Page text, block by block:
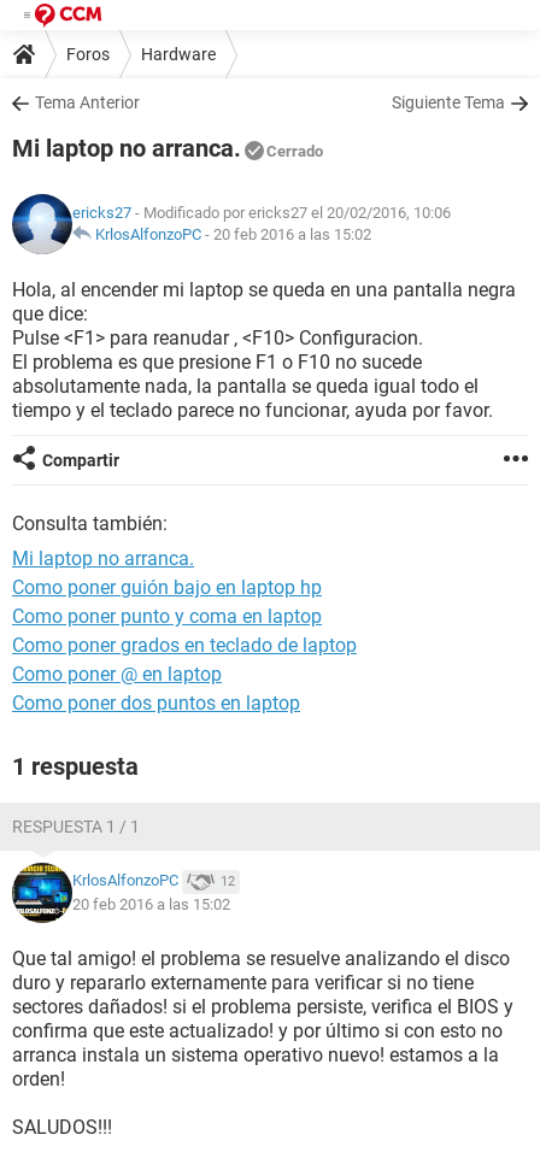
Foros Hardware
Tema Anterior Siguiente Tema
Mi laptop no arranca. Cerrado
ericks27 - Modificado por ericks27 el 20/02/2016, 10:06
KrlosAlfonzoPC - 20 feb 2016 a las 15:02
Hola, al encender mi laptop se queda en una pantalla negra
que dice:
Pulse <F1> para reanudar , <F10> Configuracion.
El problema es que presione F1 o F10 no sucede
absolutamente nada, la pantalla se queda igual todo el
tiempo y el teclado parece no funcionar, ayuda por favor.
Compartir
Consulta también:
Mi laptop no arranca.
Como poner guión bajo en laptop hp
Como poner punto y coma en laptop
Como poner grados en teclado de laptop
Como poner @ en laptop
Como poner dos puntos en laptop
1 respuesta
RESPUESTA 1 / 1
KrlosAlfonzoPC 12
20 feb 2016 a las 15:02
Que tal amigo! el problema se resuelve analizando el disco
duro y repararlo externamente para verificar si no tiene
sectores dañados! si el problema persiste, verifica el BIOS y
confirma que este actualizado! y por último si con esto no
arranca instala un sistema operativo nuevo! estamos a la
orden!
SALUDOS!!!